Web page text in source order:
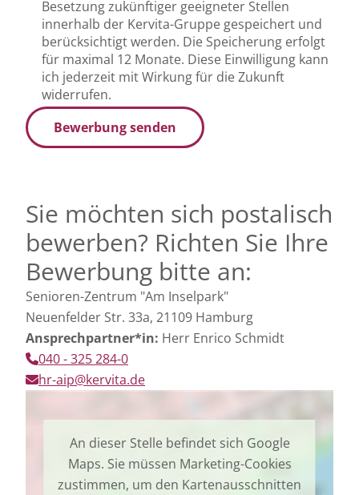
Besetzung zukünftiger geeigneter Stellen
innerhalb der Kervita-Gruppe gespeichert und
berücksichtigt werden. Die Speicherung erfolgt
für maximal 12 Monate. Diese Einwilligung kann
ich jederzeit mit Wirkung für die Zukunft
widerrufen.
Bewerbung senden
Sie möchten sich postalisch
bewerben? Richten Sie Ihre
Bewerbung bitte an:
Senioren-Zentrum "Am Inselpark"
Neuenfelder Str. 33a, 21109 Hamburg
Ansprechpartner*in: Herr Enrico Schmidt
040 - 325 284-0
hr-aip@kervita.de
An dieser Stelle befindet sich Google
Maps. Sie müssen Marketing-Cookies
zustimmen, um den Kartenausschnitten